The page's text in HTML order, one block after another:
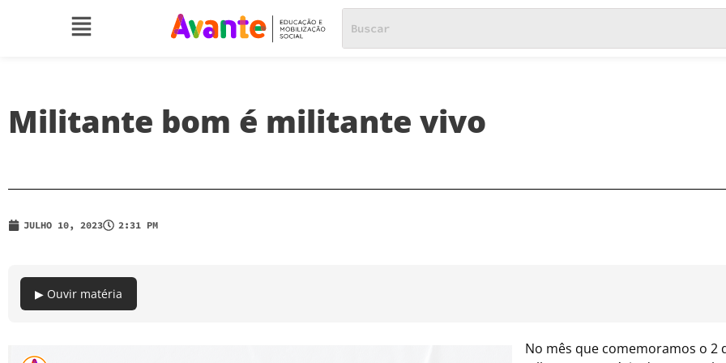
Militante bom é militante vivo
JULHO 10, 2023 2:31 PM
▶ Ouvir matéria
No mês que comemoramos o 2